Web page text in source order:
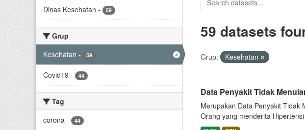
Dinas Kesehatan - 59
Grup
Kesehatan - 59
Covid19 - 44
Tag
corona - 44
59 datasets
Grup: Kesehatan
Data Penyakit Tidak
Merupakan Data Penyakit Tidak
Orang yang menderita